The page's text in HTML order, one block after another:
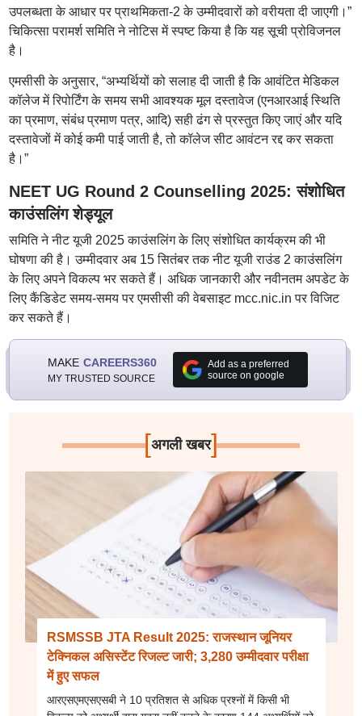
उपलब्धता के आधार पर प्राथमिकता-2 के उम्मीदवारों को वरीयता दी जाएगी।”
चिकित्सा परामर्श समिति ने नोटिस में स्पष्ट किया है कि यह सूची प्रोविजनल
है।
एमसीसी के अनुसार, “अभ्यर्थियों को सलाह दी जाती है कि आवंटित मेडिकल
कॉलेज में रिपोर्टिंग के समय सभी आवश्यक मूल दस्तावेज (एनआरआई स्थिति
का प्रमाण, संबंध प्रमाण पत्र, आदि) सही ढंग से प्रस्तुत किए जाएं और यदि
दस्तावेजों में कोई कमी पाई जाती है, तो कॉलेज सीट आवंटन रद्द कर सकता
है।”
NEET UG Round 2 Counselling 2025: संशोधित
काउंसलिंग शेड्यूल
समिति ने नीट यूजी 2025 काउंसलिंग के लिए संशोधित कार्यक्रम की भी
घोषणा की है। उम्मीदवार अब 15 सितंबर तक नीट यूजी राउंड 2 काउंसलिंग
के लिए अपने विकल्प भर सकते हैं। अधिक जानकारी और नवीनतम अपडेट के
लिए कैंडिडेट समय-समय पर एमसीसी की वेबसाइट mcc.nic.in पर विजिट
कर सकते हैं।
MAKE CAREERS360
MY TRUSTED SOURCE
Add as a preferred
source on google
[अगली खबर]
RSMSSB JTA Result 2025: राजस्थान जूनियर
टेक्निकल असिस्टेंट रिजल्ट जारी; 3,280 उम्मीदवार परीक्षा
में हुए सफल
आरएसएमएसएसबी ने 10 प्रतिशत से अधिक प्रश्नों में किसी भी